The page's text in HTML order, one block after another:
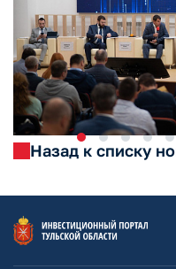
Назад к списку